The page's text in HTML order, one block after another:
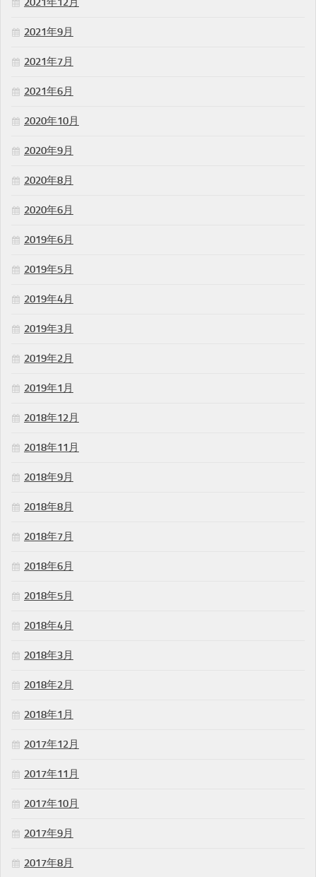
2021年9月
2021年7月
2021年6月
2020年10月
2020年9月
2020年8月
2020年6月
2019年6月
2019年5月
2019年4月
2019年3月
2019年2月
2019年1月
2018年12月
2018年11月
2018年9月
2018年8月
2018年7月
2018年6月
2018年5月
2018年4月
2018年3月
2018年2月
2018年1月
2017年12月
2017年11月
2017年10月
2017年9月
2017年8月